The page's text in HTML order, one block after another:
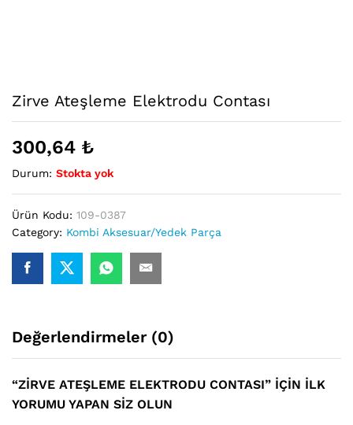
Zirve Ateşleme Elektrodu Contası
300,64 ₺
Durum: Stokta yok
Ürün Kodu: 109-0387
Category: Kombi Aksesuar/Yedek Parça
Değerlendirmeler (0)
“ZIRVE ATEŞLEME ELEKTRODU CONTASI” IÇIN ILK
YORUMU YAPAN SIZ OLUN